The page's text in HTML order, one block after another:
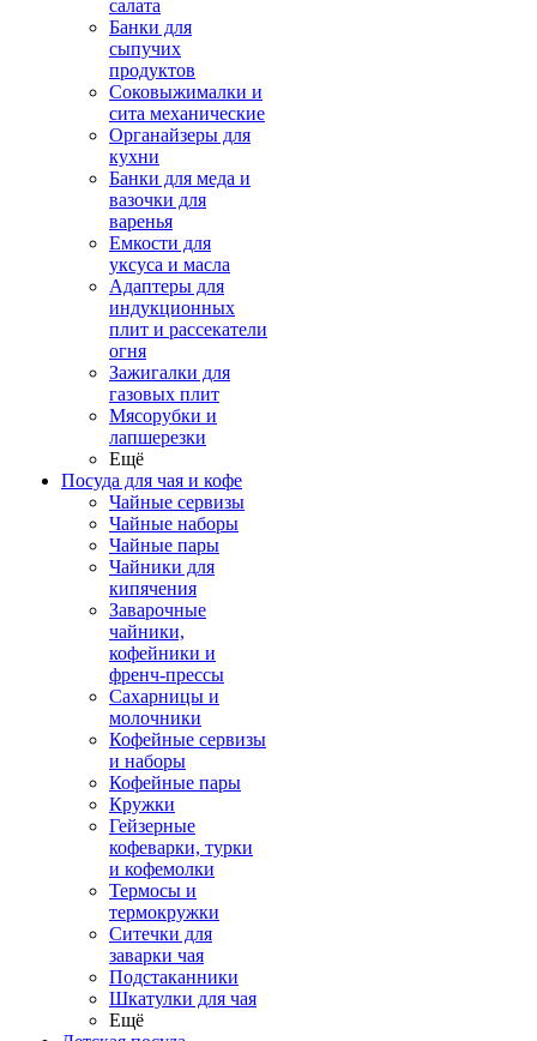
салата
Банки для
сыпучих
продуктов
Соковыжималки и
сита механические
Органайзеры для
кухни
Банки для меда и
вазочки для
варенья
Емкости для
уксуса и масла
Адаптеры для
индукционных
плит и рассекатели
огня
Зажигалки для
газовых плит
Мясорубки и
лапшерезки
Ещё
Посуда для чая и кофе
Чайные сервизы
Чайные наборы
Чайные пары
Чайники для
кипячения
Заварочные
чайники,
кофейники и
френч-прессы
Сахарницы и
молочники
Кофейные сервизы
и наборы
Кофейные пары
Кружки
Гейзерные
кофеварки, турки
и кофемолки
Термосы и
термокружки
Ситечки для
заварки чая
Подстаканники
Шкатулки для чая
Ещё